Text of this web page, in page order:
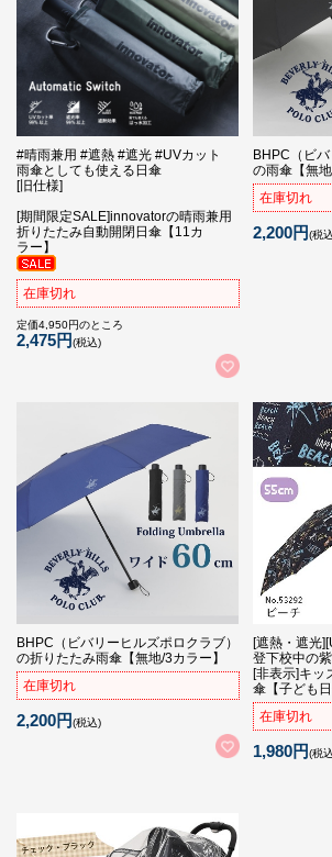
#晴雨兼用 #遮熱 #遮光 #UVカット
雨傘としても使える日傘
[旧仕様]
[期間限定SALE]innovatorの晴雨兼用
折りたたみ自動開閉日傘【11カ
ラー】
在庫切れ
定価4,950円のところ
2,475円(税込)
BHPC（ビバ
の雨傘【無地
在庫切れ
2,200円(税
BHPC（ビバリーヒルズポロクラブ）
の折りたたみ雨傘【無地/3カラー】
在庫切れ
2,200円(税込)
[遮熱・遮光
登下校中の
[非表示]キッ
傘【子ども日
在庫切れ
1,980円(税